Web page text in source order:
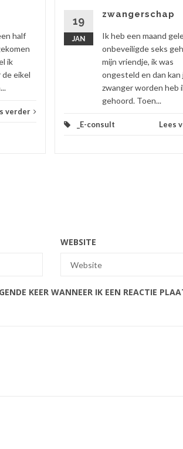
half
ik
eikel
verder
19
JAN
zwangerschap
Ik heb een maand
onbeveiligde seks
mijn vriendje, ik was
ongesteld en dan kan
zwanger worden heb
gehoord. Toen...
_E-consult Lees
WEBSITE
KEER WANNEER IK EEN REACTIE